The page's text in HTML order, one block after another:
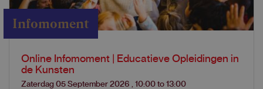
Infomoment
Online Infomoment | Educatieve Opleidingen in
de Kunsten
Zaterdag 05 September 2026 , 10:00 to 13:00